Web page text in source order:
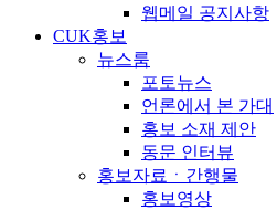
웹메일 공지사항
CUK홍보
뉴스룸
포토뉴스
언론에서 본 가대
홍보 소재 제안
동문 인터뷰
홍보자료ㆍ간행물
홍보영상